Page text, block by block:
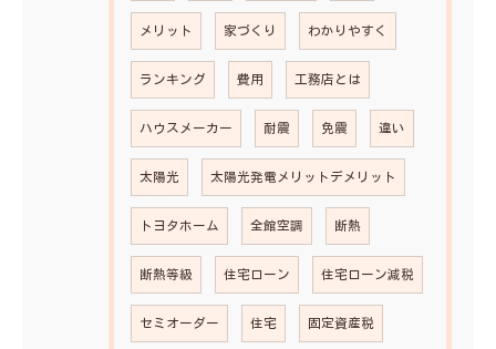
メリット 家づくり わかりやすく
ランキング 費用 工務店とは
ハウスメーカー 耐震 免震 違い
太陽光 太陽光発電メリットデメリット
トヨタホーム 全館空調 断熱
断熱等級 住宅ローン 住宅ローン減税
セミオーダー 住宅 固定資産税